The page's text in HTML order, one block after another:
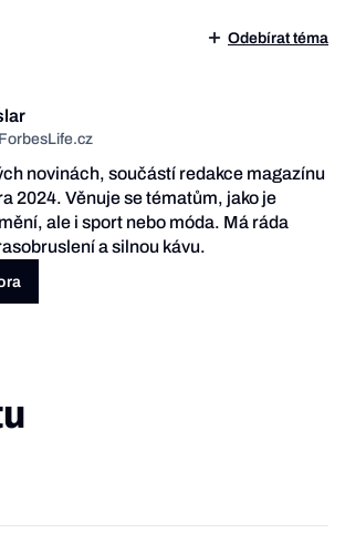
Odebírat téma
novinách, součástí redakce magazínu
2024. Věnuje se tématům, jako je
ale i sport nebo móda. Má ráda
a silnou kávu.